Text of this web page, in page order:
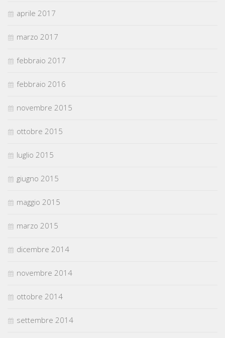
aprile 2017
marzo 2017
febbraio 2017
febbraio 2016
novembre 2015
ottobre 2015
luglio 2015
giugno 2015
maggio 2015
marzo 2015
dicembre 2014
novembre 2014
ottobre 2014
settembre 2014